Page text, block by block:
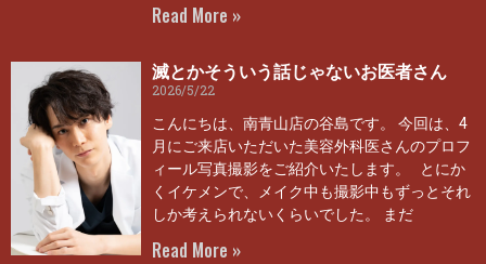
Read More »
滅とかそういう話じゃないお医者さん
2026/5/22
こんにちは、南青山店の谷島です。 今回は、4
月にご来店いただいた美容外科医さんのプロフ
ィール写真撮影をご紹介いたします。 とにか
くイケメンで、メイク中も撮影中もずっとそれ
しか考えられないくらいでした。 まだ
Read More »